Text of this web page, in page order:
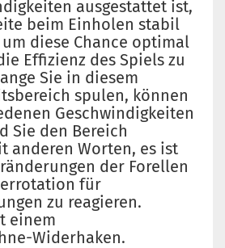
ausgestattet ist,
beim Einholen stabil
diese Chance optimal
Effizienz des Spiels zu
Sie in diesem
spulen, können
Geschwindigkeiten
Sie den Bereich
anderen Worten, es ist
der Forellen
für
zu reagieren.
einem
Widerhaken.